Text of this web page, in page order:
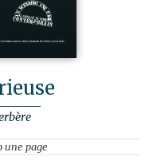
une page